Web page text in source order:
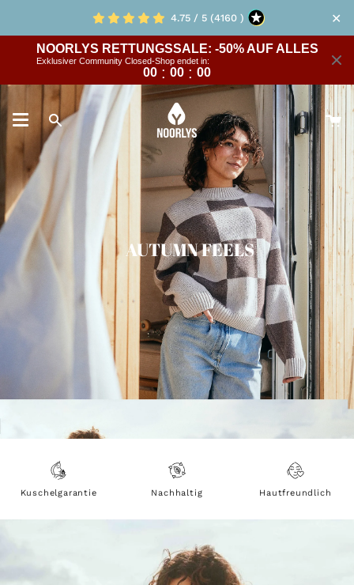
content
4.75 / 5 (4160 ) ✕
NOORLYS RETTUNGSSALE: -50% AUF ALLES
Exklusiver Community Closed-Shop endet in:
00 : 00 : 00
Suche
AUTUMN FEELS
Kuschelgarantie Nachhaltig Hautfreundlich